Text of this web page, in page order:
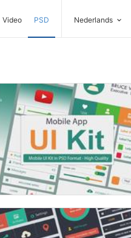
Video PSD Nederlands